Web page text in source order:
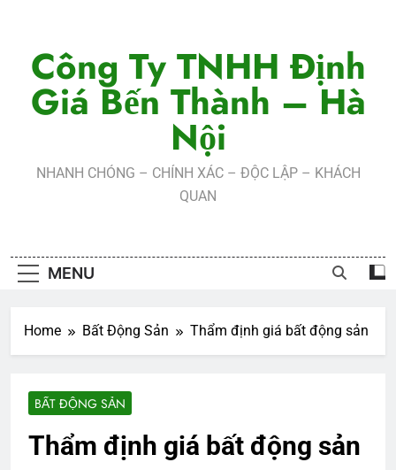
contentCông Ty TNHH Định
Giá Bến Thành – Hà
Nội
NHANH CHÓNG – CHÍNH XÁC – ĐỘC LẬP – KHÁCH
QUAN
MENU
Home Bất Động Sản Thẩm định giá bất động sản
BẤT ĐỘNG SẢN
Thẩm định giá bất động sản